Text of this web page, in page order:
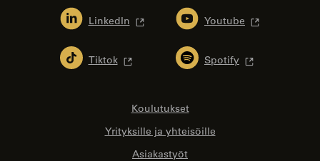
LinkedIn Youtube
Tiktok Spotify
Koulutukset
Yrityksille ja yhteisöille
Asiakastyöt